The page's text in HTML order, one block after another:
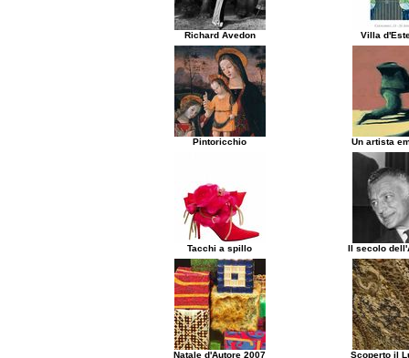
Richard Avedon Villa
Pintoricchio Un artista
Tacchi a spillo Il secolo
Natale d'Autore 2007 Scoperto il